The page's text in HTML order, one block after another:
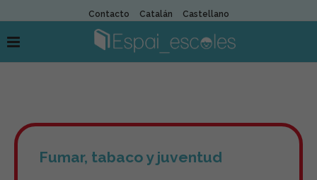
Contacto Catalán Castellano
Fumar, tabaco y juventud